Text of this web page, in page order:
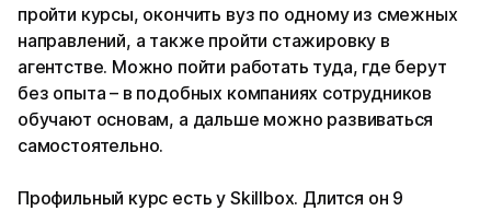
пройти курсы, окончить вуз по одному из смежных
направлений, а также пройти стажировку в
агентстве. Можно пойти работать туда, где берут
без опыта – в подобных компаниях сотрудников
обучают основам, а дальше можно развиваться
самостоятельно.
Профильный курс есть у Skillbox. Длится он 9